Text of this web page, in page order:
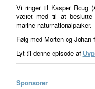
Vi ringer til Kasper Roug
været med til at
marine naturnationalparker.
Følg med Morten og Johan
Lyt til denne episode af
Sponsorer